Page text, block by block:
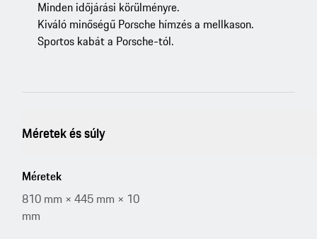
Minden időjárási körülményre.
Kiváló minőségű Porsche hímzés a mellkason.
Sportos kabát a Porsche-tól.
Méretek és súly
Méretek
810 mm × 445 mm × 10
mm